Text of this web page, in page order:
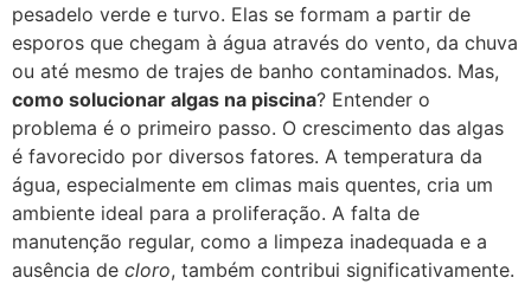
pesadelo verde e turvo. Elas se formam a partir de
esporos que chegam à água através do vento, da chuva
ou até mesmo de trajes de banho contaminados. Mas,
como solucionar algas na piscina? Entender o
problema é o primeiro passo. O crescimento das algas
é favorecido por diversos fatores. A temperatura da
água, especialmente em climas mais quentes, cria um
ambiente ideal para a proliferação. A falta de
manutenção regular, como a limpeza inadequada e a
ausência de cloro, também contribui significativamente.